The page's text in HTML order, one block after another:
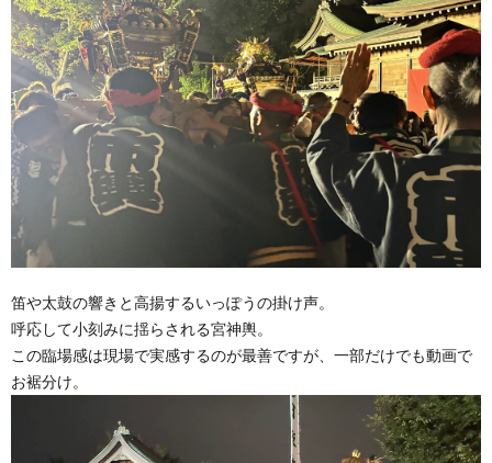
笛や太鼓の響きと高揚するいっぽうの掛け声。
呼応して小刻みに揺らされる宮神輿。
この臨場感は現場で実感するのが最善ですが、一部だけでも動画で
お裾分け。